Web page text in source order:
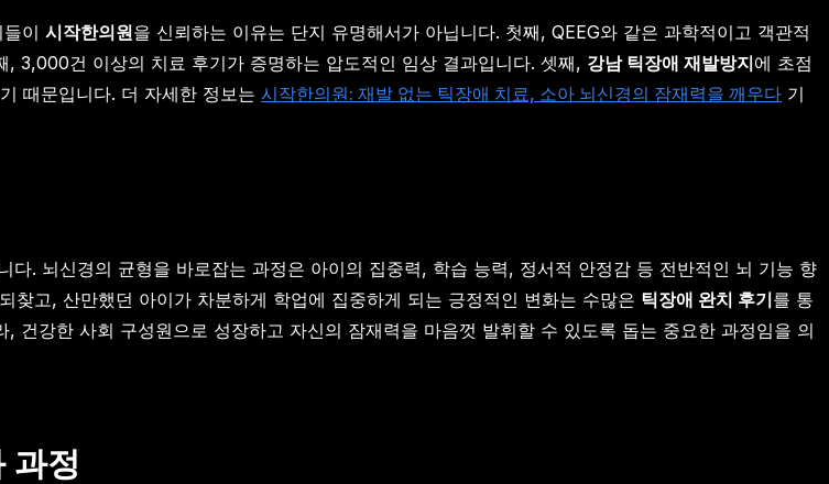
이 시작한의원을 신뢰하는 이유는 단지 유명해서가 아닙니다. 첫째, QEEG와 같은 과학적이고 객관적
3,000건 이상의 치료 후기가 증명하는 압도적인 임상 결과입니다. 셋째, 강남 틱장애 재발방지에 초점
때문입니다. 더 자세한 정보는 시작한의원: 재발 없는 틱장애 치료, 소아 뇌신경의 잠재력을 깨우다 기
다. 뇌신경의 균형을 바로잡는 과정은 아이의 집중력, 학습 능력, 정서적 안정감 등 전반적인 뇌 기능 향
고, 산만했던 아이가 차분하게 학업에 집중하게 되는 긍정적인 변화는 수많은 틱장애 완치 후기를 통
강한 사회 구성원으로 성장하고 자신의 잠재력을 마음껏 발휘할 수 있도록 돕는 중요한 과정임을 의
과정